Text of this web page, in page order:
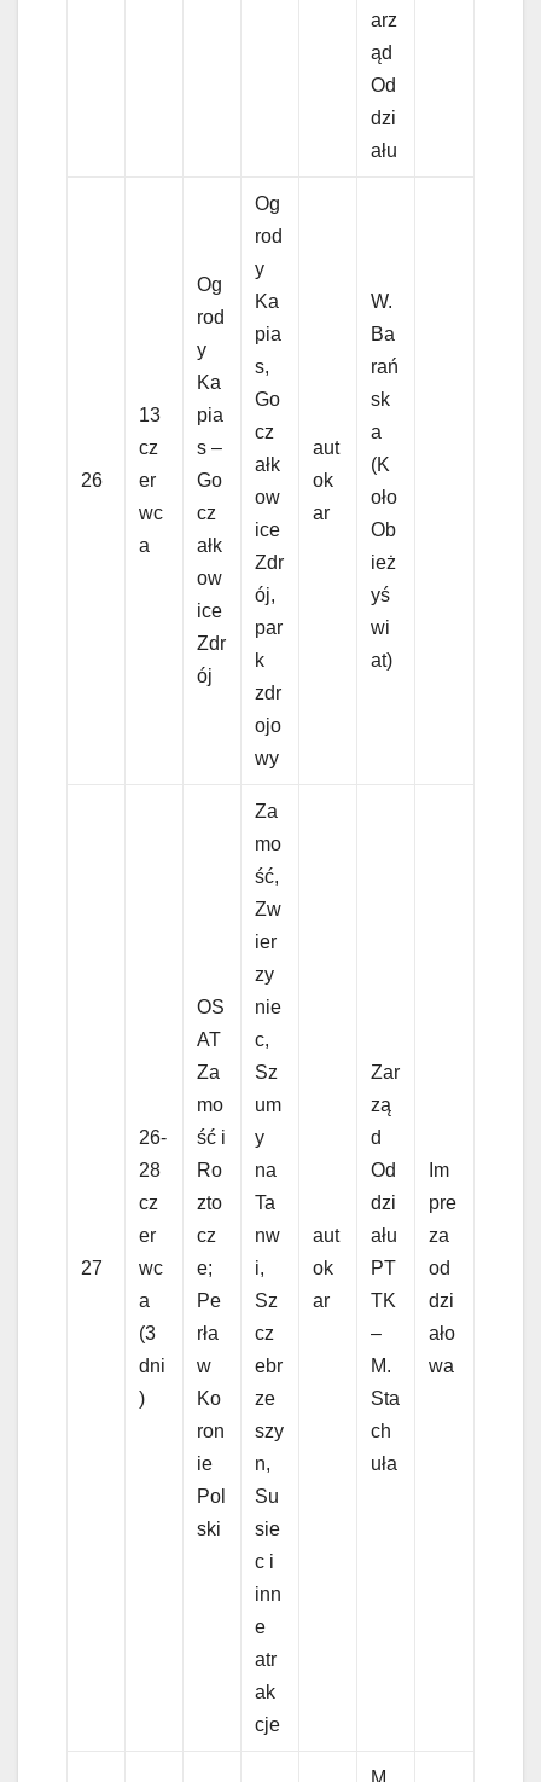
arz
ąd
Od
dzi
ału
26
13
cz
er
wc
a
Og
rod
y
Ka
pia
s –
Go
cz
ałk
ow
ice
Zdr
ój
Og
rod
y
Ka
pia
s,
Go
cz
ałk
ow
ice
Zdr
ój,
par
k
zdr
ojo
wy
aut
ok
ar
W.
Ba
rań
sk
a
(K
oło
Ob
ież
yś
wi
at)
27
26-
28
cz
er
wc
a
(3
dni
)
OS
AT
Za
mo
ść i
Ro
zto
cz
e;
Pe
rła
w
Ko
ron
ie
Pol
ski
Za
mo
ść,
Zw
ier
zy
nie
c,
Sz
um
y
na
Ta
nw
i,
Sz
cz
ebr
ze
szy
n,
Su
sie
c i
inn
e
atr
ak
cje
aut
ok
ar
Zar
zą
d
Od
dzi
ału
PT
TK
–
M.
Sta
ch
uła
Im
pre
za
od
dzi
ało
wa